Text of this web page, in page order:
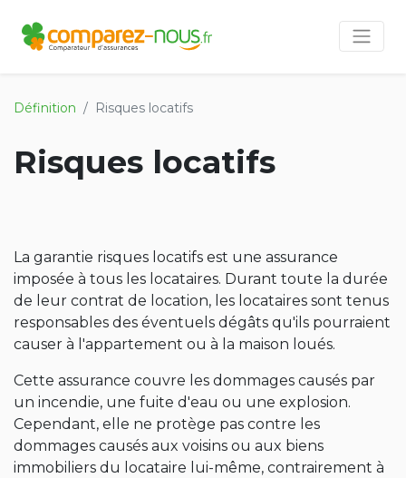
Définition Risques locatifs
Risques locatifs
La garantie risques locatifs est une assurance
imposée à tous les locataires. Durant toute la durée
de leur contrat de location, les locataires sont tenus
responsables des éventuels dégâts qu'ils pourraient
causer à l'appartement ou à la maison loués.
Cette assurance couvre les dommages causés par
un incendie, une fuite d'eau ou une explosion.
Cependant, elle ne protège pas contre les
dommages causés aux voisins ou aux biens
immobiliers du locataire lui-même, contrairement à